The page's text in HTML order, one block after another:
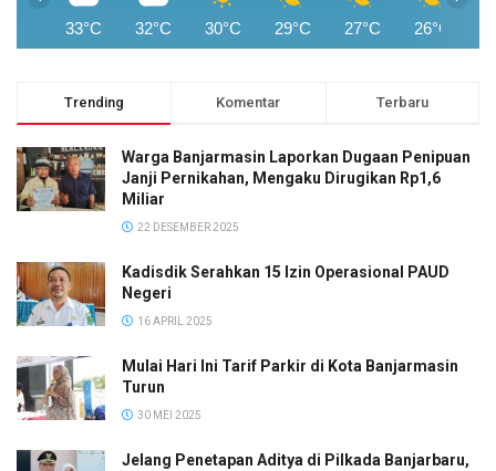
33°C 32°C 30°C 29°C 27°C 26°C
Trending Komentar Terbaru
Warga Banjarmasin Laporkan Dugaan Penipuan
Janji Pernikahan, Mengaku Dirugikan Rp1,6
Miliar
22 DESEMBER 2025
Kadisdik Serahkan 15 Izin Operasional PAUD
Negeri
16 APRIL 2025
Mulai Hari Ini Tarif Parkir di Kota Banjarmasin
Turun
30 MEI 2025
Jelang Penetapan Aditya di Pilkada Banjarbaru,